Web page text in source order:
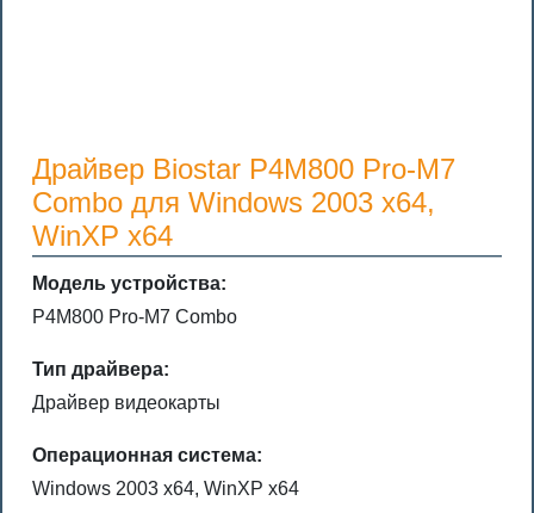
Драйвер Biostar P4M800 Pro-M7
Combo для Windows 2003 x64,
WinXP x64
Модель устройства:
P4M800 Pro-M7 Combo
Тип драйвера:
Драйвер видеокарты
Операционная система:
Windows 2003 x64, WinXP x64